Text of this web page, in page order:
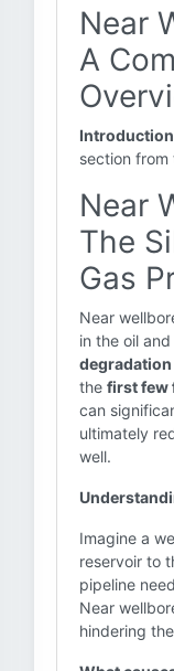
Near
A
section
Near
The
Gas
Near
in the oil
the first few
can
ultimately
well.
Imagine a
reservoir to
pipeline
Near
hindering